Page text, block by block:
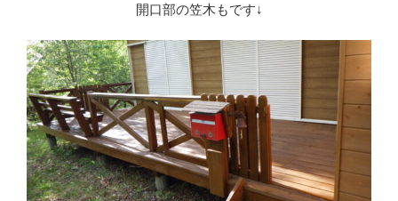
開口部の笠木もです↓